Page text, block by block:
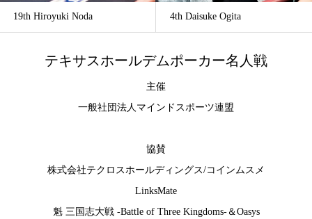
19th Hiroyuki Noda 4th Daisuke Ogita
テキサスホールデムポーカー名人戦
主催
一般社団法人マインドスポーツ連盟
協賛
株式会社テクロスホールディングス/コインムスメ
LinksMate
魁 三国志大戦 -Battle of Three Kingdoms-＆Oasys